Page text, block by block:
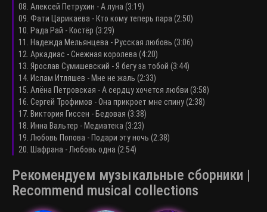
08. Алексей Петрухин - А луна (3:19)
09. Фати Царикаева - Кто кому теперь пара (2:50)
10. Рада Рай - Костёр (3:29)
11. Надежда Мельянцева - Русская любовь (3:06)
12. Аркадиас - Снежная королева (4:20)
13. Ярослав Сумишевский - Я бегу за тобой (3:44)
14. Ислам Итляшев - Мне не жаль (2:33)
15. Алёна Петровская - А сердцу хочется любви (3:58)
16. Сергей Трофимов - Она прикроет мне спину (2:38)
17. Виктория Гиссен - Бедовая (3:38)
18. Инна Вальтер - Медиатека (3:23)
19. Любовь Попова - Подари эту ночь (2:38)
20. Шафрана - Любовь одна (2:54)
Рекомендуем музыкальные сборники |
Recommend musical collections